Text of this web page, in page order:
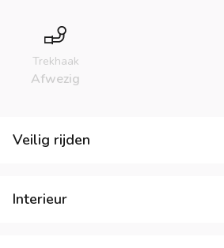
Trekhaak
Afwezig
Veilig rijden
Interieur